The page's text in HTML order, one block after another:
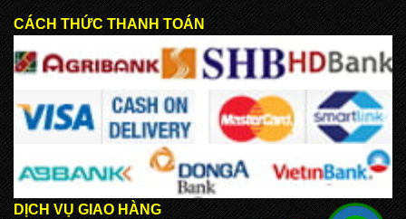
CÁCH THỨC THANH TOÁN
DỊCH VỤ GIAO HÀNG